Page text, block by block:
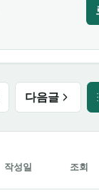
다음글
작성일 조회